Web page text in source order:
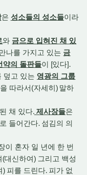
은 성소들의 성소들이라
와 금으로 입혀진 채 있
나를 가지고 있는 금
약의 돌판들이 [있다].
덮고 있는 영광의 그룹
따라서(자세히) 말하
채 있다. 제사장들은
들어간다. 섬김의 의
이 혼자 일 년에 한 번
(대신하여) 그리고 백성
) 피를 드린다. 피가 없